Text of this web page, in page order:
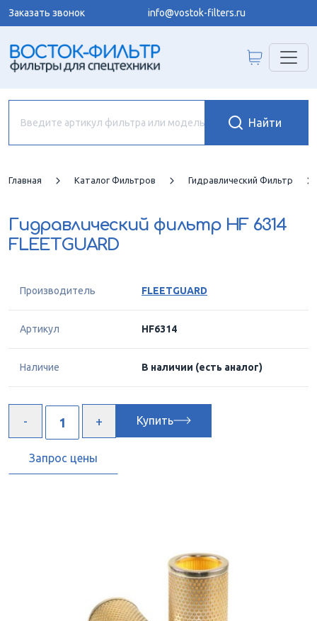
Заказать звонок info@vostok-filters.ru
Главная Каталог Фильтров Гидравлический Фильтр
Гидравлический фильтр HF 6314
FLEETGUARD
Производитель FLEETGUARD
Артикул HF6314
Наличие В наличии (есть аналог)
Купить
Запрос цены